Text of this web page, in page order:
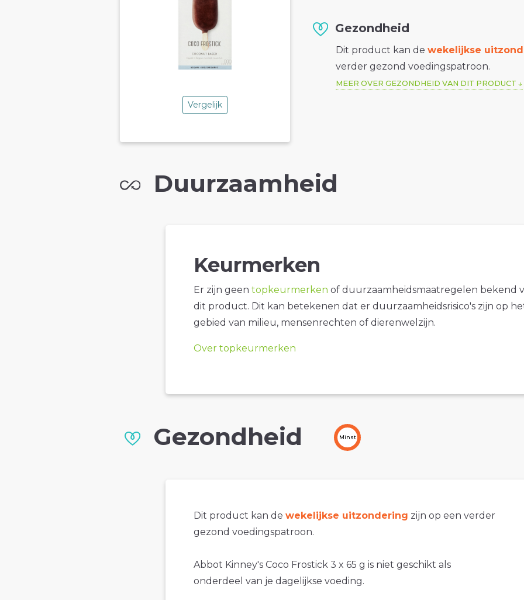
Vergelijk
Gezondheid
Dit product kan dewekelijkse
verder gezond voedingspatroon.
MEER OVER GEZONDHEID VAN DIT PRODUCT
Duurzaamheid
Keurmerken
Er zijn geen topkeurmerken of duurzaamheidsmaatregelen bekend
dit product. Dit kan betekenen dat er duurzaamheidsrisico's zijn op
gebied van milieu, mensenrechten of dierenwelzijn.
Over topkeurmerken
Gezondheid Minst
Dit product kan de wekelijkse uitzondering zijn op een verder
gezond voedingspatroon.
Abbot Kinney's Coco Frostick 3 x 65 g is niet geschikt als
onderdeel van je dagelijkse voeding.